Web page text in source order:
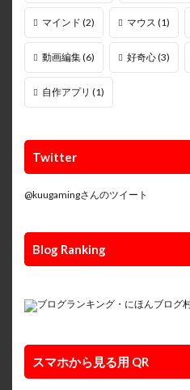
マインド (2) マウス (1)
動画編集(6) 好奇心(3)
自作アプリ (1)
Twitter
@kuugamingさんのツイート
Blog Ranking
スマホから見る用 QR